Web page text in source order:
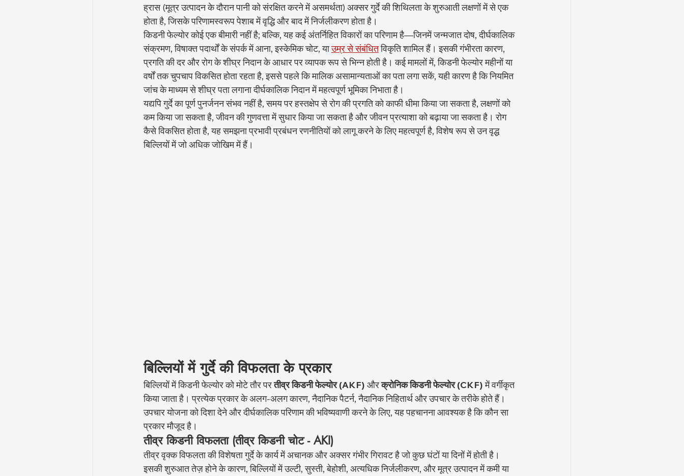
ह्रास (मूत्र उत्पादन के दौरान पानी को संरक्षित करने में असमर्थता) अक्सर गुर्दे की शिथिलता के शुरुआती लक्षणों में से एक
होता है, जिसके परिणामस्वरूप पेशाब में वृद्धि और बाद में निर्जलीकरण होता है।
किडनी फेल्योर कोई एक बीमारी नहीं है; बल्कि, यह कई अंतर्निहित विकारों का परिणाम है—जिनमें जन्मजात दोष, दीर्घकालिक
संक्रमण, विषाक्त पदार्थों के संपर्क में आना, इस्केमिक चोट, या उम्र से संबंधित विकृति शामिल हैं। इसकी गंभीरता कारण,
प्रगति की दर और रोग के शीघ्र निदान के आधार पर व्यापक रूप से भिन्न होती है। कई मामलों में, किडनी फेल्योर महीनों या
वर्षों तक चुपचाप विकसित होता रहता है, इससे पहले कि मालिक असामान्यताओं का पता लगा सकें, यही कारण है कि नियमित
जांच के माध्यम से शीघ्र पता लगाना दीर्घकालिक निदान में महत्वपूर्ण भूमिका निभाता है।
यद्यपि गुर्दे का पूर्ण पुनर्जनन संभव नहीं है, समय पर हस्तक्षेप से रोग की प्रगति को काफी धीमा किया जा सकता है, लक्षणों को
कम किया जा सकता है, जीवन की गुणवत्ता में सुधार किया जा सकता है और जीवन प्रत्याशा को बढ़ाया जा सकता है। रोग
कैसे विकसित होता है, यह समझना प्रभावी प्रबंधन रणनीतियों को लागू करने के लिए महत्वपूर्ण है, विशेष रूप से उन वृद्ध
बिल्लियों में जो अधिक जोखिम में हैं।
बिल्लियों में गुर्दे की विफलता के प्रकार
बिल्लियों में किडनी फेल्योर को मोटे तौर पर तीव्र किडनी फेल्योर (AKF) और क्रोनिक किडनी फेल्योर (CKF) में वर्गीकृत
किया जाता है। प्रत्येक प्रकार के अलग-अलग कारण, नैदानिक पैटर्न, नैदानिक निहितार्थ और उपचार के तरीके होते हैं।
उपचार योजना को दिशा देने और दीर्घकालिक परिणाम की भविष्यवाणी करने के लिए, यह पहचानना आवश्यक है कि कौन सा
प्रकार मौजूद है।
तीव्र किडनी विफलता (तीव्र किडनी चोट - AKI)
तीव्र वृक्क विफलता की विशेषता गुर्दे के कार्य में अचानक और अक्सर गंभीर गिरावट है जो कुछ घंटों या दिनों में होती है।
इसकी शुरुआत तेज़ होने के कारण, बिल्लियों में उल्टी, सुस्ती, बेहोशी, अत्यधिक निर्जलीकरण, और मूत्र उत्पादन में कमी या